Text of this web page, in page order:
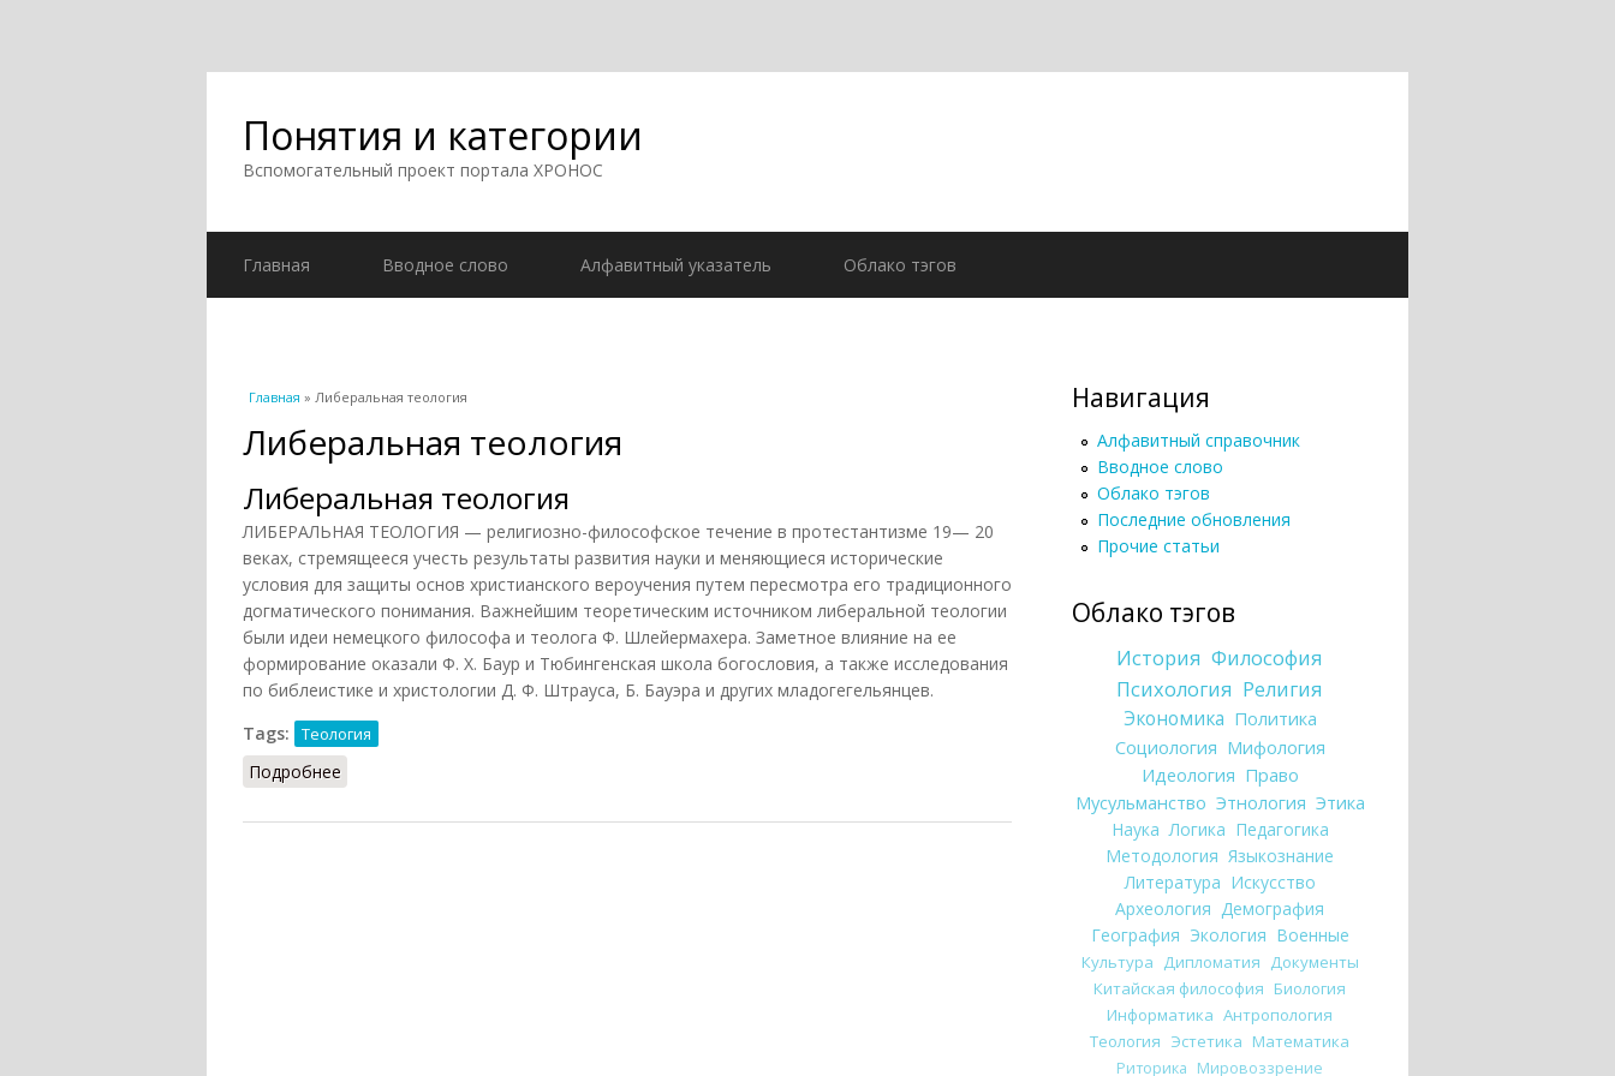
Понятия и категории
Вспомогательный проект портала ХРОНОС
Главная Вводное слово Алфавитный указатель Облако тэгов
Вы здесь
Главная » Либеральная теология
Либеральная теология
Либеральная теология
ЛИБЕРАЛЬНАЯ ТЕОЛОГИЯ — религиозно-философское течение в протестантизме 19— 20
веках, стремящееся учесть результаты развития науки и меняющиеся исторические
условия для защиты основ христианского вероучения путем пересмотра его традиционного
догматического понимания. Важнейшим теоретическим источником либеральной теологии
были идеи немецкого философа и теолога Ф. Шлейермахера. Заметное влияние на ее
формирование оказали Ф. X. Баур и Тюбингенская школа богословия, а также исследования
по библеистике и христологии Д. Ф. Штрауса, Б. Бауэра и других младогегельянцев.
Tags:
Теология
Подробнее
Навигация
Алфавитный справочник
Вводное слово
Облако тэгов
Последние обновления
Прочие статьи
Облако тэгов
История Философия
Психология Религия
Экономика Политика
Социология Мифология
Идеология Право
Мусульманство Этнология Этика
Наука Логика Педагогика
Методология Языкознание
Литература Искусство
Археология Демография
География Экология Военные
Культура Дипломатия Документы
Китайская философия Биология
Информатика Антропология
Теология Эстетика Математика
Риторика Мировоззрение